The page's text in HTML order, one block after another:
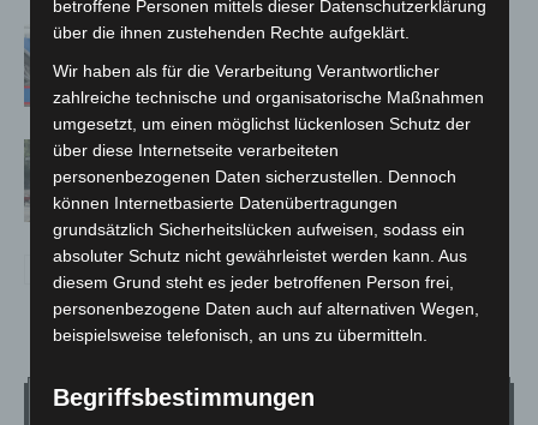
Mann läuft mit Hockeyschläger über
A7 – Polizei sucht Zeugen
Gasleitung bei McDonald’s-Umbau in
Langenhagen beschädigt
Wetter
betroffene Personen mittels dieser Datenschutzerklärung
über die ihnen zustehenden Rechte aufgeklärt.
Wir haben als für die Verarbeitung Verantwortlicher
zahlreiche technische und organisatorische Maßnahmen
umgesetzt, um einen möglichst lückenlosen Schutz der
über diese Internetseite verarbeiteten
personenbezogenen Daten sicherzustellen. Dennoch
können Internetbasierte Datenübertragungen
grundsätzlich Sicherheitslücken aufweisen, sodass ein
absoluter Schutz nicht gewährleistet werden kann. Aus
diesem Grund steht es jeder betroffenen Person frei,
personenbezogene Daten auch auf alternativen Wegen,
beispielsweise telefonisch, an uns zu übermitteln.
Begriffsbestimmungen